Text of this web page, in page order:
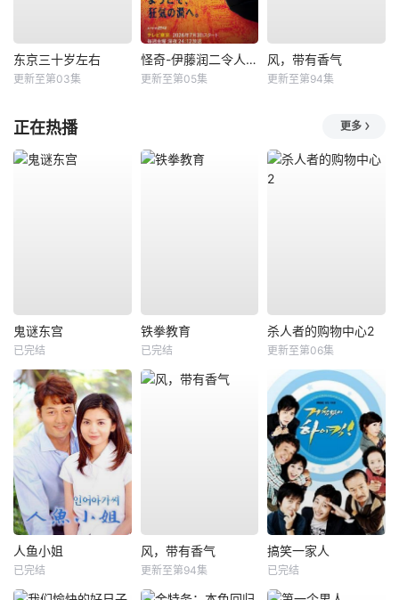
东京三十岁左右
更新至第03集
怪奇-伊藤润二令人彻夜难眠的奇异故事－
更新至第05集
风，带有香气
更新至第94集
正在热播 更多
鬼谜东宫
已完结
铁拳教育
已完结
杀人者的购物中心2
更新至第06集
人鱼小姐
已完结
风，带有香气
更新至第94集
搞笑一家人
已完结